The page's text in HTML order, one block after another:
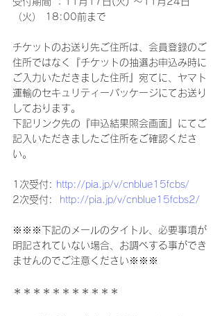
（火） 18:00前まで
チケットのお送り先ご住所は、会員登録のご
住所ではなく『チケットの抽選お申込み時に
ご入力いただきました住所』宛てに、ヤマト
運輸のセキュリティーパッケージにてお送り
しております。
下記リンク先の『申込結果照会画面』にてご
記入いただきましたご住所をご確認くださ
い。
1次受付: http://pia.jp/v/cnblue15fcbs/
2次受付: http://pia.jp/v/cnblue15fcbs2/
※※※下記のメールのタイトル、必要事項が
明記されていない場合、お調べする事ができ
ませんのでご注意ください※※※
＊＊＊＊＊＊＊＊＊＊＊